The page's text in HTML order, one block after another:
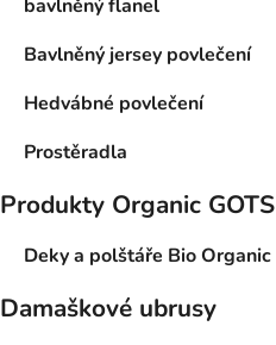
bavlněný flanel
Bavlněný jersey povlečení
Hedvábné povlečení
Prostěradla
Produkty Organic GOTS
Deky a polštáře Bio Organic
Damaškové ubrusy